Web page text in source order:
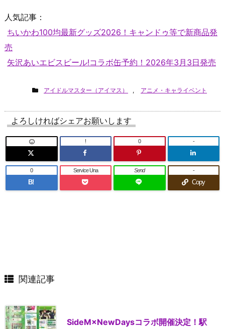
人気記事：
ちいかわ100均最新グッズ2026！キャンドゥ等で新商品発
売
矢沢あいエビスビール!コラボ缶予約！2026年3月3日発売
アイドルマスター（アイマス） , アニメ・キャライベント
よろしければシェアお願いします
! 0 -
B!
0 Service Una Send
Copy
-
関連記事
SideM×NewDaysコラボ開催決定！駅